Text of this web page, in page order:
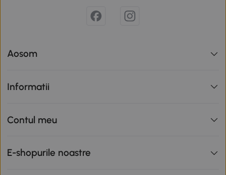
Aosom
Informatii
Contul meu
E-shopurile noastre